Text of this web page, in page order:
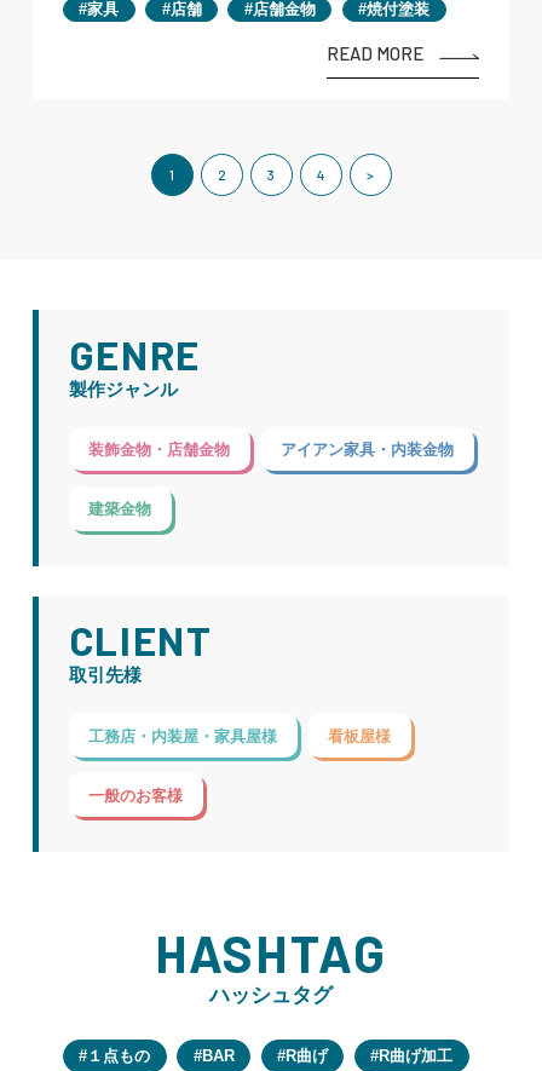
家具 店舗 店舗金物 焼付塗装
READ MORE
1 2 3 4 >
GENRE
製作ジャンル
装飾金物・店舗金物 アイアン家具・内装金物
建築金物
CLIENT
取引先様
工務店・内装屋・家具屋様 看板屋様
一般のお客様
HASHTAG
ハッシュタグ
１点もの BAR R曲げ R曲げ加工